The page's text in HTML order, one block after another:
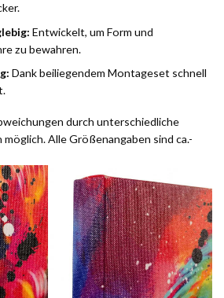
Entwickelt, um Form und
zu bewahren.
Dank beiliegendem Montageset schnell
durch unterschiedliche
Alle Größenangaben sind ca.-